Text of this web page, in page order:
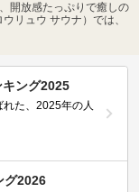
、開放感たっぷりで癒しの
リュウ サウナ）では、
ング2025
た、2025年の人
グ2026